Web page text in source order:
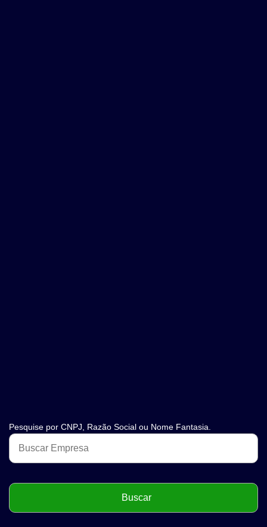
Pesquise por CNPJ, Razão Social ou Nome Fantasia.